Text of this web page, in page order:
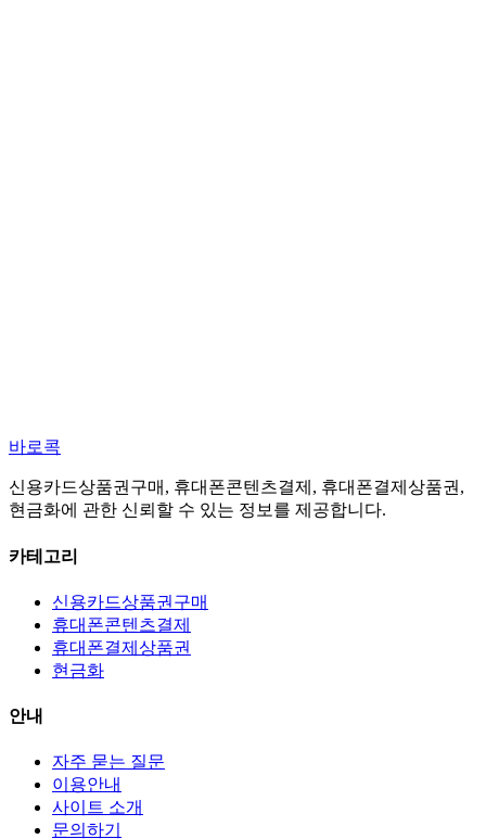
바로콕
신용카드상품권구매, 휴대폰콘텐츠결제, 휴대폰결제상품권,
현금화에 관한 신뢰할 수 있는 정보를 제공합니다.
카테고리
신용카드상품권구매
휴대폰콘텐츠결제
휴대폰결제상품권
현금화
안내
자주 묻는 질문
이용안내
사이트 소개
문의하기